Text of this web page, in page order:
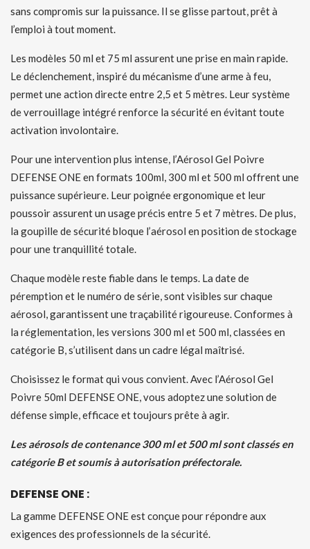
sans compromis sur la puissance. Il se glisse partout, prêt à
l’emploi à tout moment.
Les modèles 50 ml et 75 ml assurent une prise en main rapide.
Le déclenchement, inspiré du mécanisme d’une arme à feu,
permet une action directe entre 2,5 et 5 mètres. Leur système
de verrouillage intégré renforce la sécurité en évitant toute
activation involontaire.
Pour une intervention plus intense, l’Aérosol Gel Poivre
DEFENSE ONE en formats 100ml, 300 ml et 500 ml offrent une
puissance supérieure. Leur poignée ergonomique et leur
poussoir assurent un usage précis entre 5 et 7 mètres. De plus,
la goupille de sécurité bloque l’aérosol en position de stockage
pour une tranquillité totale.
Chaque modèle reste fiable dans le temps. La date de
péremption et le numéro de série, sont visibles sur chaque
aérosol, garantissent une traçabilité rigoureuse. Conformes à
la réglementation, les versions 300 ml et 500 ml, classées en
catégorie B, s’utilisent dans un cadre légal maîtrisé.
Choisissez le format qui vous convient. Avec l’Aérosol Gel
Poivre 50ml DEFENSE ONE, vous adoptez une solution de
défense simple, efficace et toujours prête à agir.
Les aérosols de contenance 300 ml et 500 ml sont classés en
catégorie B et soumis à autorisation préfectorale.
DEFENSE ONE :
La gamme DEFENSE ONE est conçue pour répondre aux
exigences des professionnels de la sécurité.